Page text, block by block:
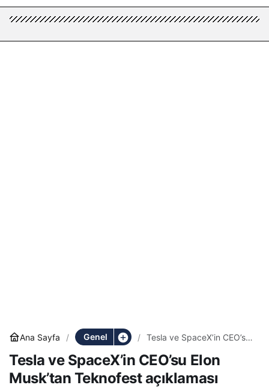
Ana Sayfa Genel
Tesla ve SpaceX’in CEO’su
açıklaması
Tesla ve SpaceX’in CEO’su Elon
Musk’tan Teknofest açıklaması